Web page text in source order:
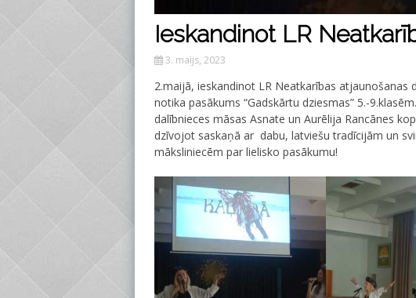
Ieskandinot LR
3. maijs, 2023
2.maijā, ieskandinot LR Neatkarības atjaunošanas
notika pasākums “Gadskārtu dziesmas” 5.-
dalībnieces māsas Asnate un Aurēlija Rancānes
dzīvojot saskaņā ar dabu, latviešu tradīcijām un
māksliniecēm par lielisko pasākumu!